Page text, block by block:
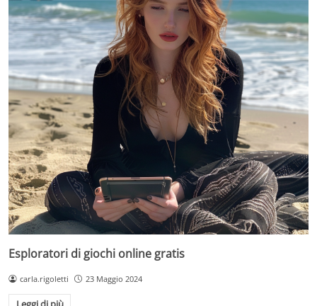
Esploratori di giochi online gratis
carla.rigoletti 23 Maggio 2024